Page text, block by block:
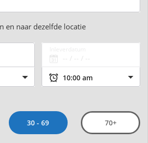
en naar dezelfde locatie
30 - 69 70+